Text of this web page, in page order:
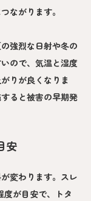
ながります。
強烈な日射や冬の
ので、気温と湿度
りが良くなりま
ると被害の早期発
安
変わります。スレ
度が目安で、トタ